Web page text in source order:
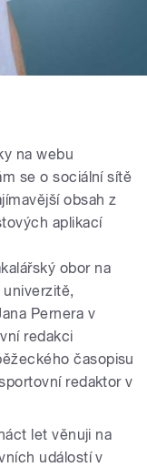
na webu
se o sociální sítě
obsah z
aplikací
obor na
Pernera v
redakci
časopisu
redaktor v
let věnuji na
událostí v